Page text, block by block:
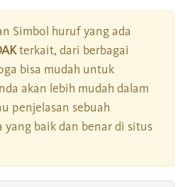
Simbol huruf yang ada
terkait, dari berbagai
bisa mudah untuk
akan lebih mudah dalam
penjelasan sebuah
yang baik dan benar di situs